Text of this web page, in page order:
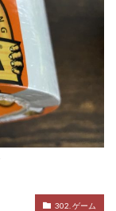
302. ゲーム